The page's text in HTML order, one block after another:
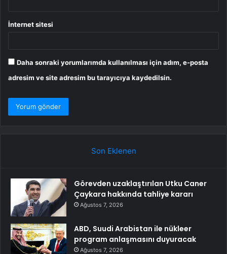
İnternet sitesi
Daha sonraki yorumlarımda kullanılması için adım, e-posta
adresim ve site adresim bu tarayıcıya kaydedilsin.
Son Eklenen
Görevden uzaklaştırılan Utku Caner
Çaykara hakkında tahliye kararı
Ağustos 7, 2026
ABD, Suudi Arabistan ile nükleer
program anlaşmasını duyuracak
Ağustos 7, 2026